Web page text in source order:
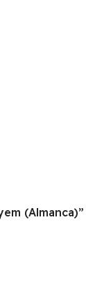
(Almanca)”